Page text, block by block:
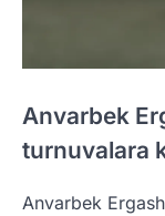
Anvarbek
turnuvalara
Anvarbek